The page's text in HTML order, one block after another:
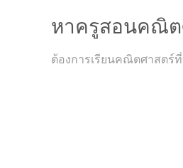
หาครูสอนคณิต
ต้องการเรียนคณิตศาสต